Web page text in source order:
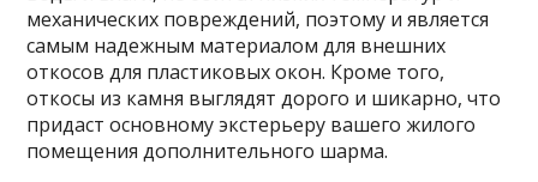
механических повреждений, поэтому и является
самым надежным материалом для внешних
откосов для пластиковых окон. Кроме того,
откосы из камня выглядят дорого и шикарно, что
придаст основному экстерьеру вашего жилого
помещения дополнительного шарма.